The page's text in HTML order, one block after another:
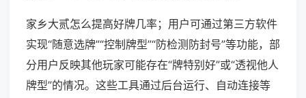
家乡大贰怎么提高好牌几率；用户可通过第三方软件
实现“随意选牌”“控制牌型”“防检测防封号”等功能，部
分用户反映其他玩家可能存在“牌特别好”或“透视他人
牌型”的情况。这些工具通过后台运行、自动连接等